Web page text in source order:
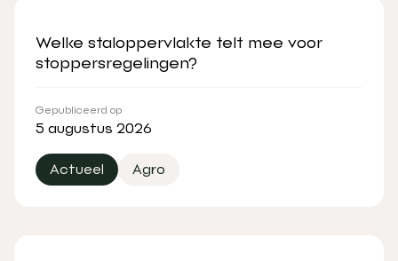
Welke staloppervlakte telt mee voor
stoppersregelingen?
Gepubliceerd op
5 augustus 2026
Actueel Agro